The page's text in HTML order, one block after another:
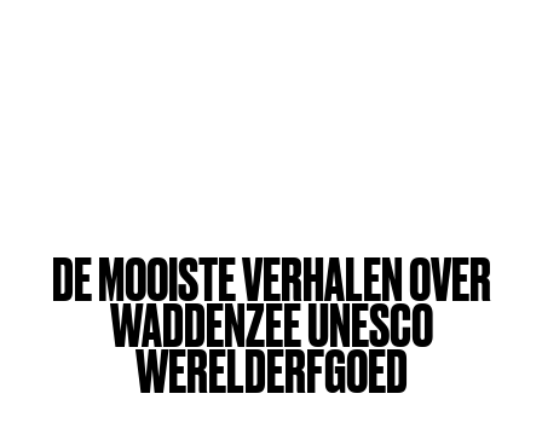
DE MOOISTE VERHALEN OVER
WADDENZEE UNESCO
WERELDERFGOED